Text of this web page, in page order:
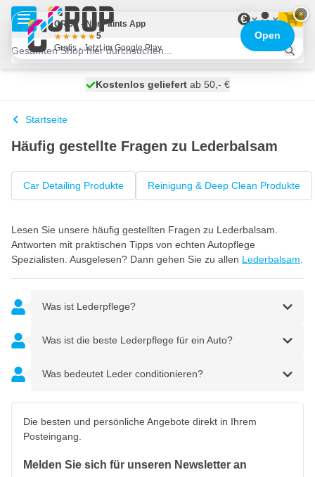
Zum Inhalt springen
€
heute versendet
Kostenlos geliefertab 50,- €
100 Tage
Startseite
Häufig gestellte Fragen zu Lederbalsam
Car Detailing Produkte Reinigung & Deep Clean Produkte
Lesen Sie unsere häufig gestellten Fragen zu Lederbalsam.
Antworten mit praktischen Tipps von echten Autopflege
Spezialisten. Ausgelesen? Dann gehen Sie zu allen Lederbalsam
Was ist Lederpflege?
Was ist die beste Lederpflege für ein Auto?
Was bedeutet Leder conditionieren?
Die besten und persönliche Angebote direkt in Ihrem
Posteingang.
Melden Sie sich für unseren Newsletter an
×
CROP - NonPaints App
5
Gratis - Jetzt im Google Play
Open